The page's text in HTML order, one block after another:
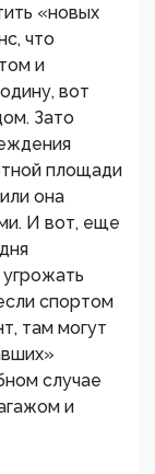
«новых
что
и
вот
Зато
площади
она
И вот, еще
спортом
там могут
случае
и